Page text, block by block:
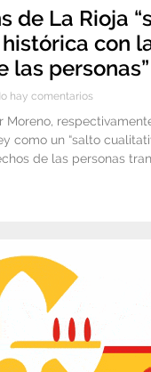
de La Rioja
con
las personas”
hay comentarios
Moreno,
como un “salto
de las personas